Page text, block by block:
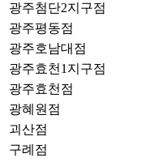
광주첨단2지구점
광주평동점
광주호남대점
광주효천1지구점
광주효천점
광혜원점
괴산점
구례점